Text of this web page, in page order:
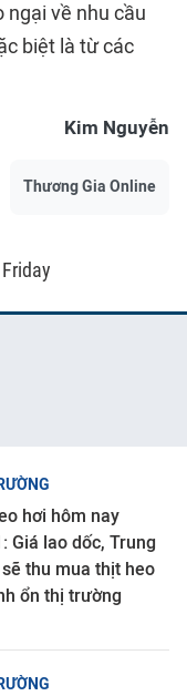
ngại về nhu cầu
biệt là từ các
Kim Nguyễn
Thương Gia Online
hơi hôm nay
Giá lao dốc, Trung
thu mua thịt heo
ổn thị trường